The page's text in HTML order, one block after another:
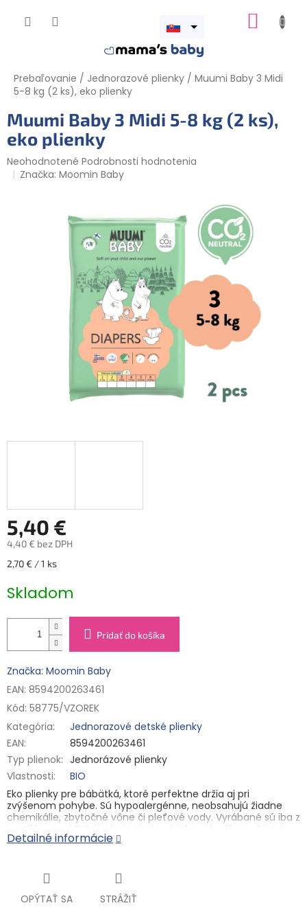
Otvoriť
Prebaľovanie / Jednorazové plienky / Muumi Baby 3 Midi
5-8 kg (2 ks), eko plienky
Muumi Baby 3 Midi 5-8 kg (2 ks),
eko plienky
Priemerné
hodnotenie
Neohodnotené Podrobnosti hodnotenia
Značka:Moomin Baby
5,40 €
4,40 € bez DPH
Jednotková
2,70 € / 1 ks
Skladom
Pridať do košíka
Značka: Moomin Baby
EAN: 8594200263461
Kód: 58775/VZOREK
Kategória:
Jednorazové detské plienky
EAN:
8594200263461
Typ plienok: Jednorázové plienky
Vlastnosti:
BIO
Eko plienky pre bábätká, ktoré perfektne držia aj pri
zvýšenom pohybe. Sú hypoalergénne, neobsahujú žiadne
chemikálie, zbytočné vône či pleťové vody. Vyrábané sú iba z
certifikovanej BIO fínskej celulózy, bielenej kyslíkom. Sú tak
100% bez chlóru. Plienky sú vybavené indikátorom vlhkosti.
Nádherne mäkké a k pokožke šetrné otvorené plienky Muumi
Baby rastú s vašim dieťaťom. Zadné a bočné gumičky
absorpčných plienok zaručujú lepšie uchytenie a zabraňujú
Detailné informácie
OPÝTAŤ SA STRÁŽIŤ